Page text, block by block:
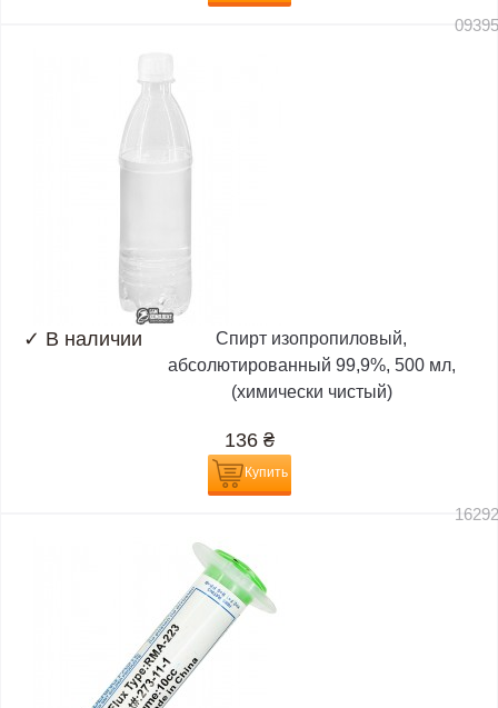
✓ В наличии
Спирт изопропиловый,
абсолютированный 99,9%, 500 мл,
(химически чистый)
136 ₴
Купить